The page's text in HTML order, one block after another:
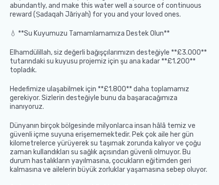
abundantly, and make this water well a source of continuous
reward (Ṣadaqah Jāriyah) for you and your loved ones.
💧 **Su Kuyumuzu Tamamlamamıza Destek Olun**
Elhamdülillah, siz değerli bağışçılarımızın desteğiyle **£3.000**
tutarındaki su kuyusu projemiz için şu ana kadar **£1.200**
topladık.
Hedefimize ulaşabilmek için **£1.800** daha toplamamız
gerekiyor. Sizlerin desteğiyle bunu da başaracağımıza
inanıyoruz.
Dünyanın birçok bölgesinde milyonlarca insan hâlâ temiz ve
güvenli içme suyuna erişememektedir. Pek çok aile her gün
kilometrelerce yürüyerek su taşımak zorunda kalıyor ve çoğu
zaman kullandıkları su sağlık açısından güvenli olmuyor. Bu
durum hastalıkların yayılmasına, çocukların eğitimden geri
kalmasına ve ailelerin büyük zorluklar yaşamasına sebep oluyor.